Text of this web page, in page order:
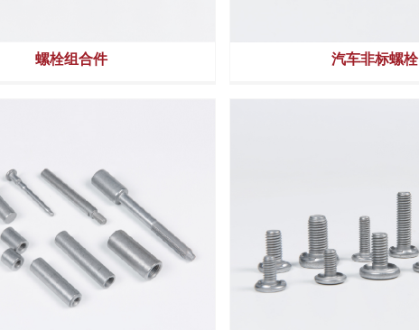
螺栓组合件 汽车非标螺栓
锁紧螺母 六角法兰螺母